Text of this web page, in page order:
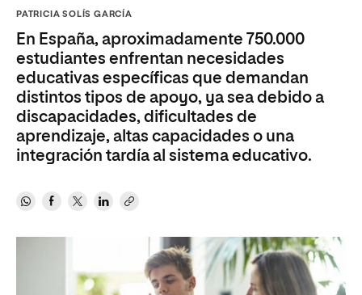
PATRICIA SOLÍS GARCÍA
En España, aproximadamente 750.000
estudiantes enfrentan necesidades
educativas específicas que demandan
distintos tipos de apoyo, ya sea debido a
discapacidades, dificultades de
aprendizaje, altas capacidades o una
integración tardía al sistema educativo.